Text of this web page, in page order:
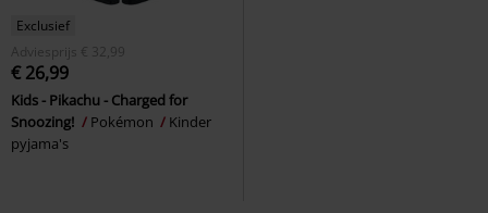
Exclusief
Adviesprijs
€ 32,99
€ 26,99
Kids - Pikachu - Charged for
Snoozing!
Pokémon
Kinder
pyjama's